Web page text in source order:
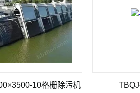
10格栅除污机 TBQJ-4推流